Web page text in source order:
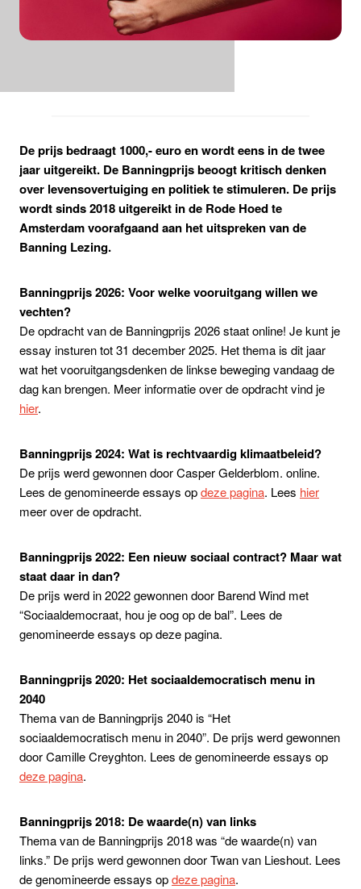
De prijs bedraagt 1000,- euro en wordt eens in de twee
jaar uitgereikt. De Banningprijs beoogt kritisch denken
over levensovertuiging en politiek te stimuleren. De prijs
wordt sinds 2018 uitgereikt in de Rode Hoed te
Amsterdam voorafgaand aan het uitspreken van de
Banning Lezing.
Banningprijs 2026: Voor welke vooruitgang willen we
vechten?
De opdracht van de Banningprijs 2026 staat online! Je kunt je
essay insturen tot 31 december 2025. Het thema is dit jaar
wat het vooruitgangsdenken de linkse beweging vandaag de
dag kan brengen. Meer informatie over de opdracht vind je
hier.
Banningprijs 2024: Wat is rechtvaardig klimaatbeleid?
De prijs werd gewonnen door Casper Gelderblom. online.
Lees de genomineerde essays opdeze pagina. Lees hier
meer over de opdracht.
Banningprijs 2022: Een nieuw sociaal contract? Maar wat
staat daar in dan?
De prijs werd in 2022 gewonnen door Barend Wind met
“Sociaaldemocraat, hou je oog op de bal”. Lees de
genomineerde essays op deze pagina.
Banningprijs 2020: Het sociaaldemocratisch menu in
2040
Thema van de Banningprijs 2040 is “Het
sociaaldemocratisch menu in 2040”. De prijs werd gewonnen
door Camille Creyghton. Lees de genomineerde essays op
deze pagina.
Banningprijs 2018: De waarde(n) van links
Thema van de Banningprijs 2018 was “de waarde(n) van
links.” De prijs werd gewonnen door Twan van Lieshout. Lees
de genomineerde essays opdeze pagina.